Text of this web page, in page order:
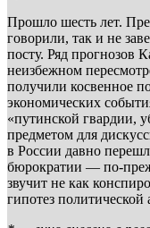
Прошло шесть лет.
говорили, так и не
посту. Ряд прогнозов
неизбежном
получили косвенное
экономических
«путинской гвардии,
предметом для
в России давно
бюрократии — по-
звучит не как
гипотез политической